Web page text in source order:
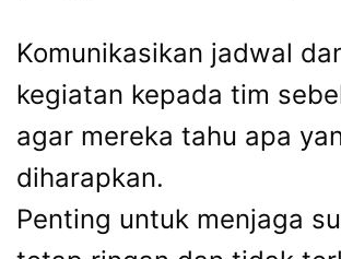
Komunikasikan jadwal
kegiatan kepada tim
agar mereka tahu apa
diharapkan.
Penting untuk menjaga